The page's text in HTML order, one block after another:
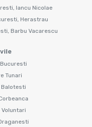
Iancu Nicolae
Herastrau
Barbu Vacarescu
Tunari
Balotesti
Voluntari